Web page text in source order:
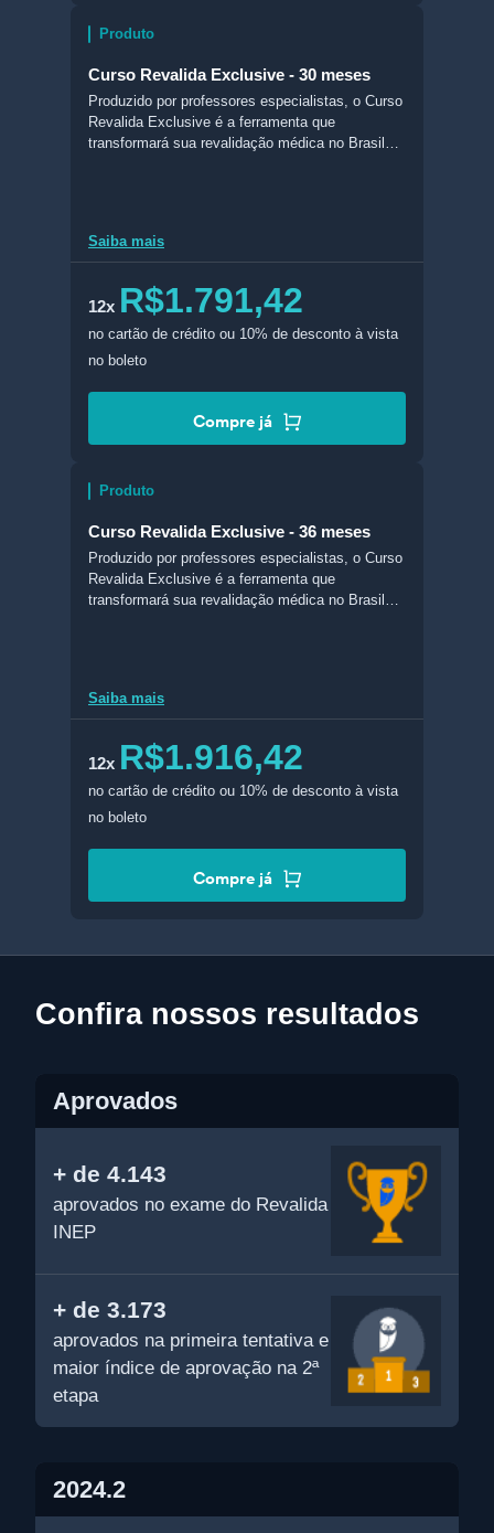
Produto
Curso Revalida Exclusive - 30 meses
Produzido por professores especialistas, o Curso
Revalida Exclusive é a ferramenta que
transformará sua revalidação médica no Brasil
Revalida do Estratégia MED (BQMED), e muito
Saiba mais
12x R$1.791,42
no cartão de crédito ou 10% de desconto à vista
no boleto
Compre já
Produto
Curso Revalida Exclusive - 36 meses
Produzido por professores especialistas, o Curso
Revalida Exclusive é a ferramenta que
transformará sua revalidação médica no Brasil
Revalida do Estratégia MED (BQMED), e muito
Saiba mais
12x R$1.916,42
no cartão de crédito ou 10% de desconto à vista
no boleto
Compre já
Confira nossos resultados
Aprovados
+ de 4.143
aprovados no exame do Revalida
INEP
+ de 3.173
aprovados na primeira tentativa e
maior índice de aprovação na 2ª
etapa
2024.2